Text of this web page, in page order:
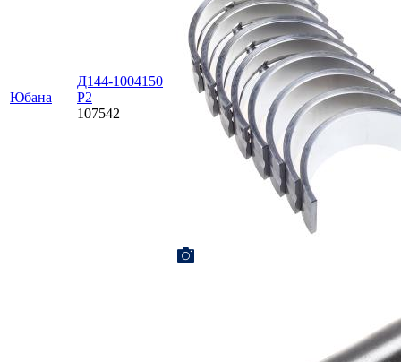
Юбана
Д144-1004150
Р2
107542